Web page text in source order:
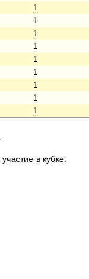
1
1
1
1
1
1
1
1
1
участие в кубке